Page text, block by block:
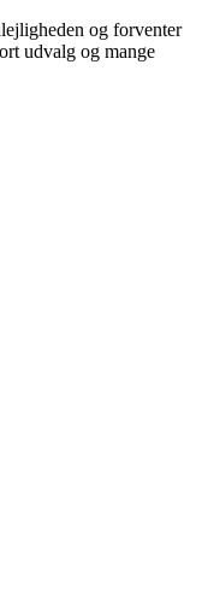
og forventer
udvalg og mange